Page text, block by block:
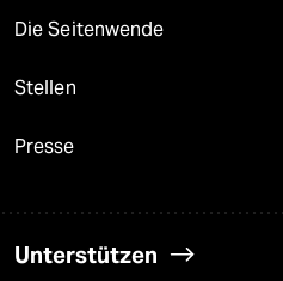
Die Seitenwende
Stellen
Presse
Unterstützen